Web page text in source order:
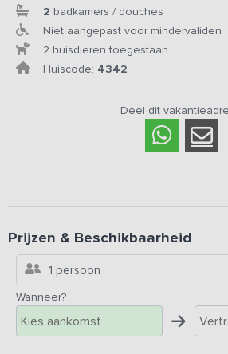
2 badkamers / douches
Niet aangepast voor mindervaliden
2 huisdieren toegestaan
Huiscode: 4342
Deel dit
Prijzen & Beschikbaarheid
1 persoon
Wanneer?